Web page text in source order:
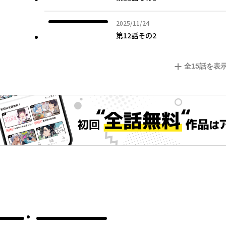
2025/11/24
2025年11月24日
第12話その2
全15話を表